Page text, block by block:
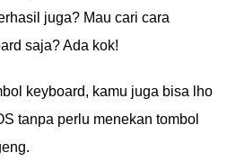
juga? Mau cari cara
saja? Ada kok!
keyboard, kamu juga bisa lho
tanpa perlu menekan tombol